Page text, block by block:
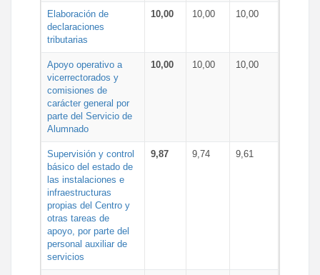
Elaboración de
declaraciones
tributarias
10,00 10,00 10,00
Apoyo operativo a
vicerrectorados y
comisiones de
carácter general por
parte del Servicio de
Alumnado
10,00 10,00 10,00
Supervisión y control
básico del estado de
las instalaciones e
infraestructuras
propias del Centro y
otras tareas de
apoyo, por parte del
personal auxiliar de
servicios
9,87 9,74 9,61